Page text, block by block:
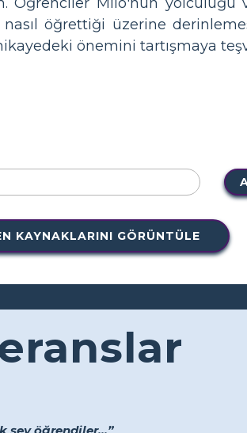
öğrettiği üzerine
önemini tartışmaya
KAYNAKLARINI GÖRÜNTÜLE